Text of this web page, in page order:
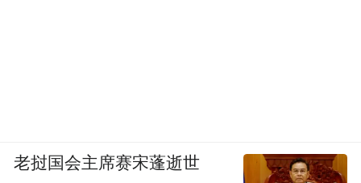
老挝国会主席赛宋蓬逝世